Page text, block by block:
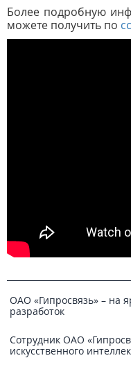
Более подробную
можете получить по
ОАО «Гипросвязь» – на
разработок
Сотрудник ОАО
искусственного